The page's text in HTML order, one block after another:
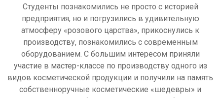
Студенты познакомились не просто с историей
предприятия, но и погрузились в удивительную
атмосферу «розового царства», прикоснулись к
производству, познакомились с современным
оборудованием. С большим интересом приняли
участие в мастер-классе по производству одного из
видов косметической продукции и получили на память
собственноручные косметические «шедевры» и